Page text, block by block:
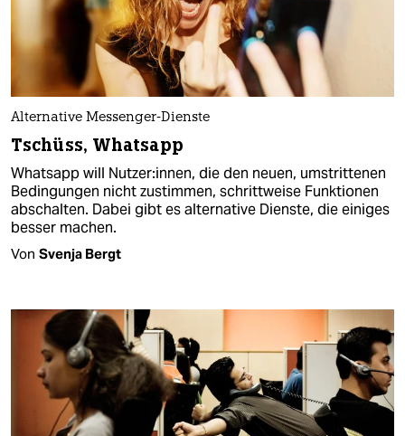
Alternative Messenger-Dienste
Tschüss, Whatsapp
Whatsapp will Nutzer:innen, die den neuen, umstrittenen
Bedingungen nicht zustimmen, schrittweise Funktionen
abschalten. Dabei gibt es alternative Dienste, die einiges
besser machen.
Von Svenja Bergt